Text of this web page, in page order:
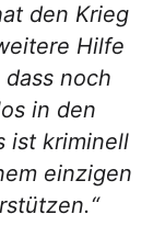
den Krieg
Hilfe
noch
in den
ist kriminell
einzigen